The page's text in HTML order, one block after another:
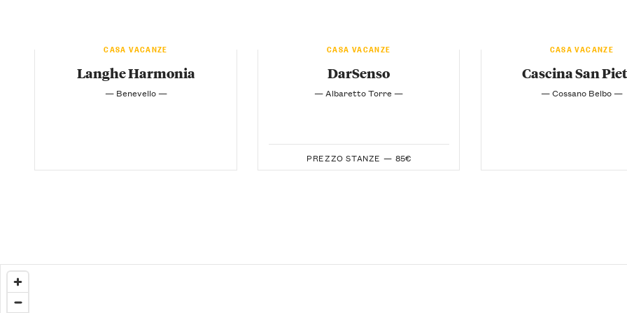
CASA VACANZE
Langhe Harmonia
— Benevello —
CASA VACANZE
DarSenso
— Albaretto Torre —
PREZZO STANZE — 85€
CASA VACANZE
Cascina San
— Cossano Belbo —